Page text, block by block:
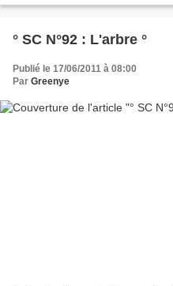
° SC N°92 : L'arbre °
Publié le 17/06/2011 à 08:00
Par Greenye